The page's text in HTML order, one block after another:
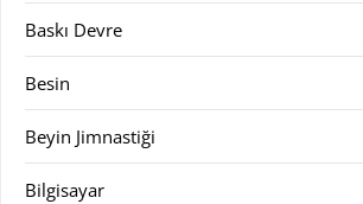
Baskı Devre
Besin
Beyin Jimnastiği
Bilgisayar